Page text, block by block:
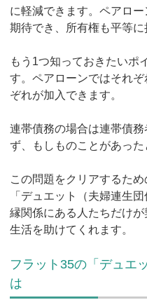
に軽減できます。ペアロ
期待でき、所有権も平等に
もう1つ知っておきたいポ
す。ペアローンではそれ
ぞれが加入できます。
連帯債務の場合は連帯債
ず、もしものことがあった
この問題をクリアするた
「デュエット（夫婦連生
縁関係にある人たちだけ
生活を助けてくれます。
フラット35の「デュエ
は